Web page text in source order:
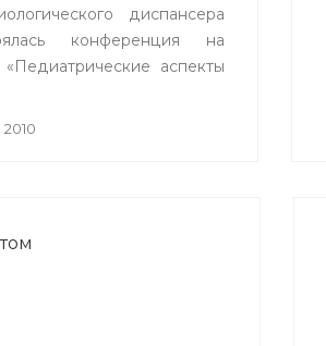
диспансера
конференция на
«Педиатрические аспекты
2010